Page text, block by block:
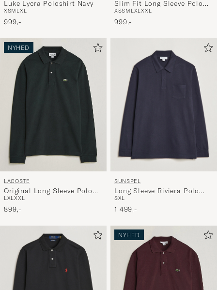
Luke Lycra Poloshirt Navy
XSM LXL
999,-
Slim Fit Long Sleeve Polo
Polo Black
XSSM LXLXXL
999,-
NYHED
LACOSTE
Original Long Sleeve Polo
Piké Dark Varech
LXLXXL
899,-
SUNSPEL
Long Sleeve Riviera Polo
Shirt Navy
SXL
1 499,-
NYHED